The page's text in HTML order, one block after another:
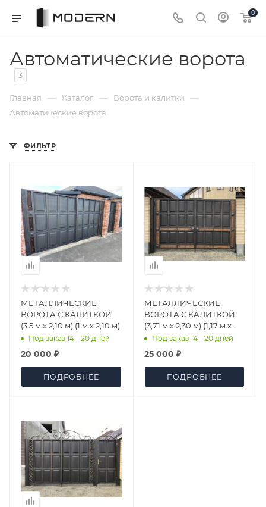
0
Автоматические ворота
3
Главная — Каталог — Ворота и калитки —
Автоматические ворота
ФИЛЬТР
МЕТАЛЛИЧЕСКИЕ
ВОРОТА С КАЛИТКОЙ
(3,5 м х 2,10 м) (1 м х 2,10 м)
Под заказ 14 - 20 дней
20 000 ₽
ПОДРОБНЕЕ
МЕТАЛЛИЧЕСКИЕ
ВОРОТА С КАЛИТКОЙ
(3,71 м х 2,30 м) (1,17 м х
2,30 м)
Под заказ 14 - 20 дней
25 000 ₽
ПОДРОБНЕЕ